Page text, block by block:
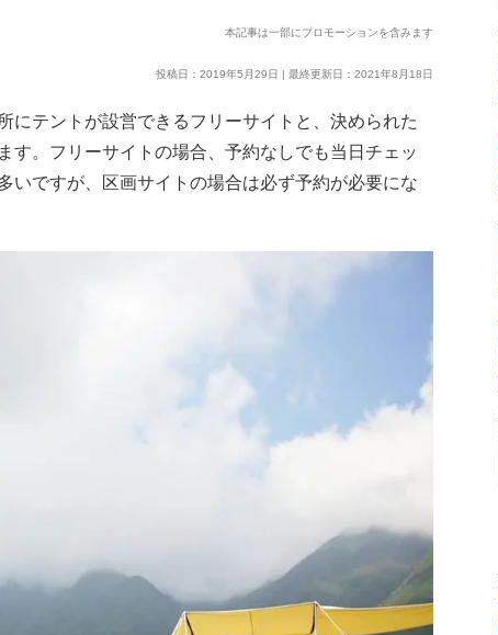
本記事は一部にプロモーションを含みます
投稿日：2019年5月29日 | 最終更新日：2021年8月18日
にテントが設営できるフリーサイトと、決められた
す。フリーサイトの場合、予約なしでも当日チェッ
いですが、区画サイトの場合は必ず予約が必要にな